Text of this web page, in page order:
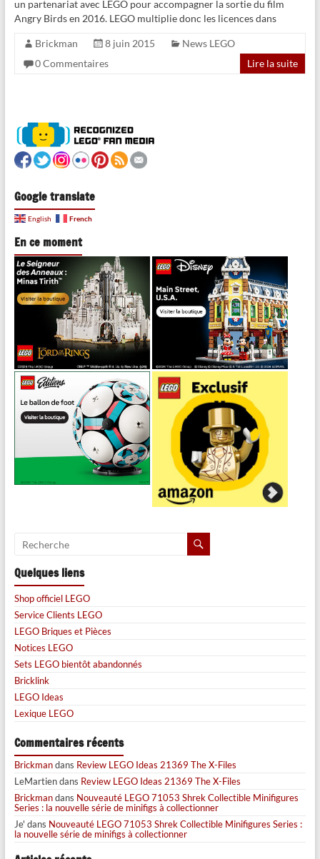
un partenariat avec LEGO pour accompagner la sortie du film
Angry Birds en 2016. LEGO multiplie donc les licences dans
Brickman 8 juin 2015
News LEGO
0 Commentaires
Lire la suite
Google translate
English French
En ce moment
Quelques liens
Shop officiel LEGO
Service Clients LEGO
LEGO Briques et Pièces
Notices LEGO
Sets LEGO bientôt abandonnés
Bricklink
LEGO Ideas
Lexique LEGO
Commentaires récents
Brickmandans Review LEGO Ideas 21369 The X-Files
LeMartiendans Review LEGO Ideas 21369 The X-Files
Brickmandans Nouveauté LEGO 71053 Shrek Collectible Minifigures
Series : la nouvelle série de minifigs à collectionner
Je' dans Nouveauté LEGO 71053 Shrek Collectible Minifigures Series :
la nouvelle série de minifigs à collectionner